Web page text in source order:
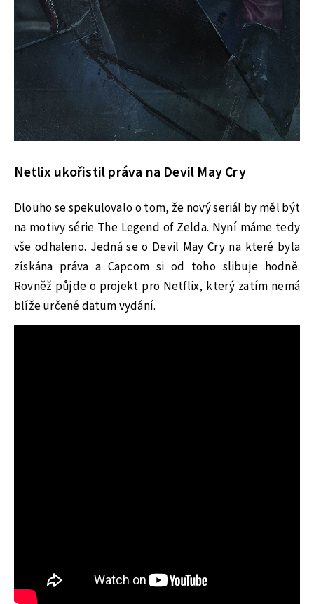
Netlix ukořistil práva na Devil May Cry
Dlouho se spekulovalo o tom, že nový seriál by měl být
na motivy série The Legend of Zelda. Nyní máme tedy
vše odhaleno. Jedná se o Devil May Cry na které byla
získána práva a Capcom si od toho slibuje hodně.
Rovněž půjde o projekt pro Netflix, který zatím nemá
blíže určené datum vydání.